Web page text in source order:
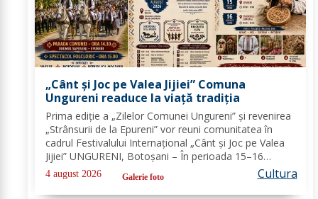
„Cânt și Joc pe Valea Jijiei” Comuna
Ungureni readuce la viață tradiția
Prima ediție a „Zilelor Comunei Ungureni” și revenirea
„Strânsurii de la Epureni” vor reuni comunitatea în
cadrul Festivalului Internațional „Cânt și Joc pe Valea
Jijiei” UNGURENI, Botoșani – În perioada 15–16
august 2026, comuna Ungureni va găzdui unul dintre
cele mai ample evenimente culturale...
4 august 2026 Galerie foto Cultura